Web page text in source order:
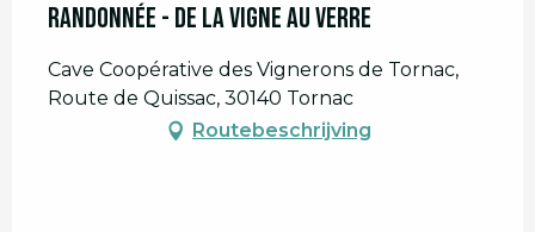
Randonnée - De la Vigne au Verre
Cave Coopérative des Vignerons de Tornac,
Route de Quissac, 30140 Tornac
Routebeschrijving